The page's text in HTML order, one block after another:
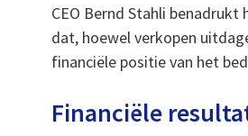
CEO Bernd Stahli
dat, hoewel verkopen
financiële positie van het
Financiële